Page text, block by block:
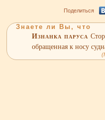
Поделиться
Знаете ли Вы, что
Изнанка паруса
обращенная к носу